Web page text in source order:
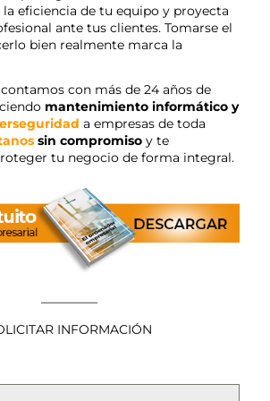
eficiencia de tu equipo y proyecta
ante tus clientes. Tomarse el
bien realmente marca la
con más de 24 años de
mantenimiento informático y
a empresas de toda
sin compromisoy te
tu negocio de forma integral.
————–
INFORMACIÓN